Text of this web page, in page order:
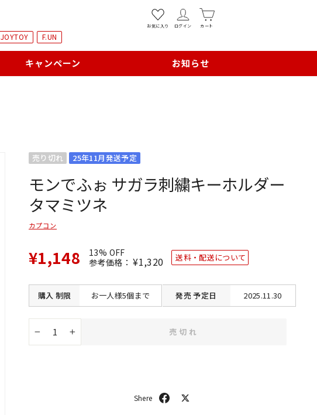
JOYTOY F.UN
お気に入り ログイン カート
キャンペーン お知らせ
売り切れ 25年11月発送予定
モンでふぉ サガラ刺繍キーホルダー
タマミツネ
カプコン
¥1,148
13% OFF
参考価格： 通
常
格
¥1,320 SALE
価
送料・配送について
購入 制限 お一人様5個まで 発売予定日 2025.11.30
+
売切れ
シ